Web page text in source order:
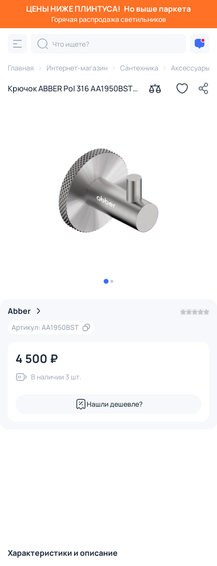
ЦЕНЫ НИЖЕ ПЛИНТУСА! Но выше паркета
Горячая распродажа светильников
Главная Интернет-магазин Сантехника Аксессуары
Крючок ABBER Pol 316 AA1950BST
Abber
Артикул: AA1950BST
4 500 ₽
В наличии 3 шт.
Нашли дешевле?
Характеристики и описание